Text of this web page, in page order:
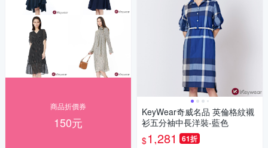
商品折價券
150元
KeyWear奇威名品 英倫格紋襯
衫五分袖中長洋裝-藍色
$1,281 61折